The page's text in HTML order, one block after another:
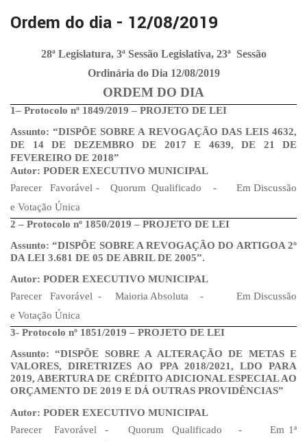
Ordem do dia - 12/08/2019
28ª Legislatura, 3ª Sessão Legislativa, 23ª Sessão
Ordinária do Dia 12/08/2019
ORDEM DO DIA
1– Protocolo nº 1849/2019 – PROJETO DE LEI
Assunto: “DISPÕE SOBRE A REVOGAÇÃO DAS LEIS 4632,
DE 14 DE DEZEMBRO DE 2017 E 4639, DE 21 DE
FEVEREIRO DE 2018”
Autor: PODER EXECUTIVO MUNICIPAL
Parecer
Favorável - Quorum Qualificado - EmDiscussão
e Votação Única
2 – Protocolo nº 1850/2019 – PROJETO DE LEI
Assunto:“DISPÕE SOBRE A REVOGAÇÃO DO ARTIGOA 2º
DA LEI 3.681 DE 05 DE ABRIL DE 2005”.
Autor: PODER EXECUTIVO MUNICIPAL
Parecer
Favorável - Maioria Absoluta - EmDiscussão
e Votação Única
3- Protocolo nº 1851/2019 – PROJETO DE LEI
Assunto: “DISPÕE SOBRE A ALTERAÇÃO DE METAS E
VALORES, DIRETRIZES AO PPA 2018/2021, LDO PARA
2019, ABERTURA DE CRÉDITO ADICIONAL ESPECIAL AO
ORÇAMENTO DE 2019 E DÁ OUTRAS PROVIDÊNCIAS”
Autor: PODER EXECUTIVO MUNICIPAL
Parecer
Favorável - Quorum Qualificado -
Em 1ª